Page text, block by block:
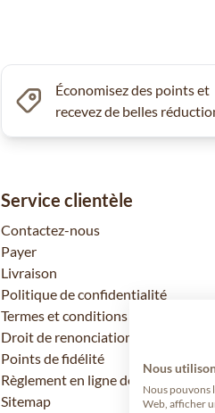
Économisez des points et
recevez de belles
Service clientèle
Contactez-nous
Payer
Livraison
Politique de confidentialité
Termes et conditions
Droit de renonciation
Points de fidélité
Règlement en ligne des litiges
Sitemap
Nous
Nous pouvons
Web, afficher